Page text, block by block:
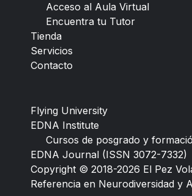
Acceso al Aula Virtual
Encuentra tu Tutor
Tienda
Servicios
Contacto
Flying University
EDNA Institute
Cursos de posgrado y
EDNA Journal (ISSN 3072-7332)
Copyright © 2018-2026 El Pez
Referencia en Neurodiversidad y